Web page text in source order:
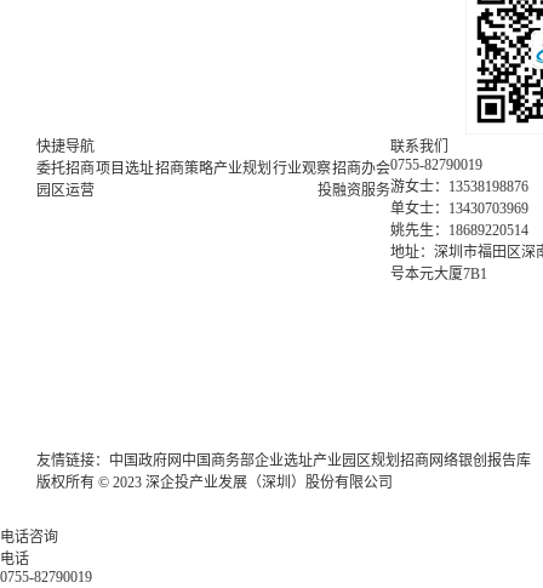
快捷导航
委托招商项目选址招商策略产业规划 行业观察招商办会
园区运营
投融资服务
联系我们
0755-82790019
游女士：13538198876
单女士：13430703969
姚先生：18689220514
地址：深圳市福田区深
号本元大厦7B1
友情链接： 中国政府网 中国商务部企业选址产业园区规划 招商网络银创报告库
版权所有 © 2023 深企投产业发展（深圳）股份有限公司
电话咨询
电话
0755-82790019